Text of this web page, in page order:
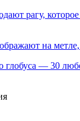
рагу,
на
глобуса — 30